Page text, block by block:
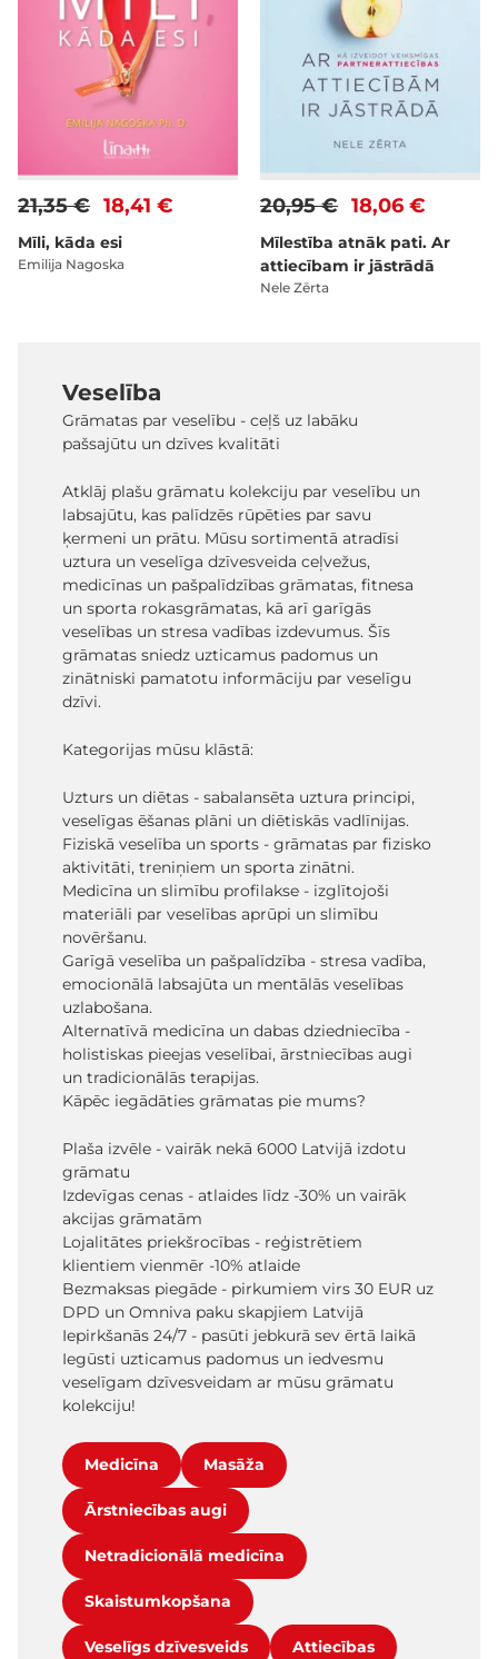
18,41 €
21,35 €
Mīli, kāda esi
Emilija Nagoska
18,06 €
20,95 €
Mīlestība atnāk pati. Ar
attiecībam ir jāstrādā
Nele Zērta
Veselība
Grāmatas par veselību - ceļš uz labāku
pašsajūtu un dzīves kvalitāti
Atklāj plašu grāmatu kolekciju par veselību un
labsajūtu, kas palīdzēs rūpēties par savu
ķermeni un prātu. Mūsu sortimentā atradīsi
uztura un veselīga dzīvesveida ceļvežus,
medicīnas un pašpalīdzības grāmatas, fitnesa
un sporta rokasgrāmatas, kā arī garīgās
veselības un stresa vadības izdevumus. Šīs
grāmatas sniedz uzticamus padomus un
zinātniski pamatotu informāciju par veselīgu
dzīvi.
Kategorijas mūsu klāstā:
Uzturs un diētas - sabalansēta uztura principi,
veselīgas ēšanas plāni un diētiskās vadlīnijas.
Fiziskā veselība un sports - grāmatas par fizisko
aktivitāti, treniņiem un sporta zinātni.
Medicīna un slimību profilakse - izglītojoši
materiāli par veselības aprūpi un slimību
novēršanu.
Garīgā veselība un pašpalīdzība - stresa vadība,
emocionālā labsajūta un mentālās veselības
uzlabošana.
Alternatīvā medicīna un dabas dziedniecība -
holistiskas pieejas veselībai, ārstniecības augi
un tradicionālās terapijas.
Kāpēc iegādāties grāmatas pie mums?
Plaša izvēle - vairāk nekā 6000 Latvijā izdotu
grāmatu
Izdevīgas cenas - atlaides līdz -30% un vairāk
akcijas grāmatām
Lojalitātes priekšrocības - reģistrētiem
klientiem vienmēr -10% atlaide
Bezmaksas piegāde - pirkumiem virs 30 EUR uz
DPD un Omniva paku skapjiem Latvijā
Iepirkšanās 24/7 - pasūti jebkurā sev ērtā laikā
Iegūsti uzticamus padomus un iedvesmu
veselīgam dzīvesveidam ar mūsu grāmatu
kolekciju!
Medicīna Masāža
Ārstniecības augi
Netradicionālā medicīna
Skaistumkopšana
Veselīgs dzīvesveids Attiecības